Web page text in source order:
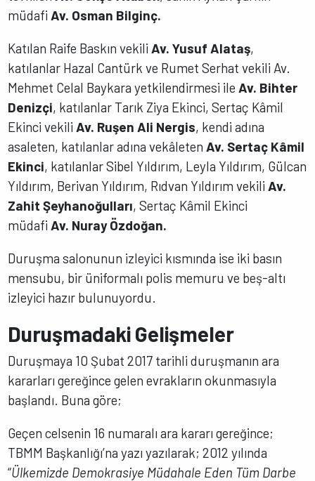
müdafi Av. Osman Bilginç.
Katılan Raife Baskın vekili Av. Yusuf Alataş,
katılanlar Hazal Cantürk ve Rumet Serhat vekili Av.
Mehmet Celal Baykara yetkilendirmesi ile Av. Bihter
Denizçi, katılanlar Tarık Ziya Ekinci, Sertaç Kâmil
Ekinci vekili Av. Ruşen Ali Nergis, kendi adına
asaleten, katılanlar adına vekâleten Av. Sertaç Kâmil
Ekinci, katılanlar Sibel Yıldırım, Leyla Yıldırım, Gülcan
Yıldırım, Berivan Yıldırım, Rıdvan Yıldırım vekili Av.
Zahit Şeyhanoğulları, Sertaç Kâmil Ekinci
müdafi Av. Nuray Özdoğan.
Duruşma salonunun izleyici kısmında ise iki basın
mensubu, bir üniformalı polis memuru ve beş-altı
izleyici hazır bulunuyordu.
Duruşmadaki Gelişmeler
Duruşmaya 10 Şubat 2017 tarihli duruşmanın ara
kararları gereğince gelen evrakların okunmasıyla
başlandı. Buna göre;
Geçen celsenin 16 numaralı ara kararı gereğince;
TBMM Başkanlığı’na yazı yazılarak; 2012 yılında
“Ülkemizde Demokrasiye Müdahale Eden Tüm Darbe